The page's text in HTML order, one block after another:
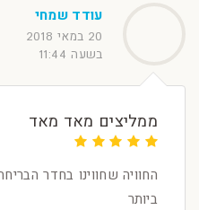
עודד שמחי
20 במאי 2018
בשעה 11:44
ממליצים מאד מאד
החוויה שחווינו בחדר
ביותר